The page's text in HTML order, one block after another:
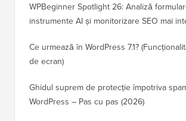
WPBeginner Spotlight 26: Analiză
instrumente AI și monitorizare SEO mai
Ce urmează în WordPress 7.1?
de ecran)
Ghidul suprem de protecție împotriva
WordPress – Pas cu pas (2026)